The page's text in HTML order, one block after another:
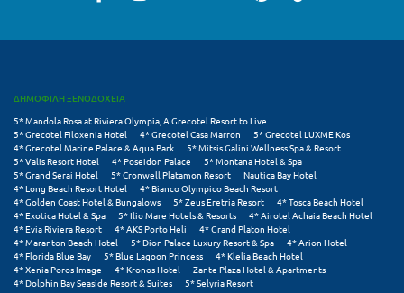
Ελούντα Κρήτης
Ερέτρια
Ερμιόνη
Εύβοια
Ευρυτανία
ΔΗΜΟΦΙΛΗ ΞΕΝΟΔΟΧΕΙΑ
5* Mandola Rosa at Riviera Olympia, A Grecotel Resort to Live
5* Grecotel Filoxenia Hotel
4* Grecotel Casa Marron
5* Grecotel LUXME Kos
4* Grecotel Marine Palace & Aqua Park
5* Mitsis Galini Wellness Spa & Resort
5* Valis Resort Hotel
4* Poseidon Palace
5* Montana Hotel & Spa
5* Grand Serai Hotel
5* Cronwell Platamon Resort
Nautica Bay Hotel
4* Long Beach Resort Hotel
4* Bianco Olympico Beach Resort
4* Golden Coast Hotel & Bungalows
5* Zeus Eretria Resort
4* Tosca Beach Hotel
4* Exotica Hotel & Spa
5* Ilio Mare Hotels & Resorts
4* Airotel Achaia Beach Hotel
4* Evia Riviera Resort
4* AKS Porto Heli
4* Grand Platon Hotel
4* Maranton Beach Hotel
5* Dion Palace Luxury Resort & Spa
4* Arion Hotel
4* Florida Blue Bay
5* Blue Lagoon Princess
4* Klelia Beach Hotel
4* Xenia Poros Image
4* Kronos Hotel
Zante Plaza Hotel & Apartments
4* Dolphin Bay Seaside Resort & Suites
5* Selyria Resort